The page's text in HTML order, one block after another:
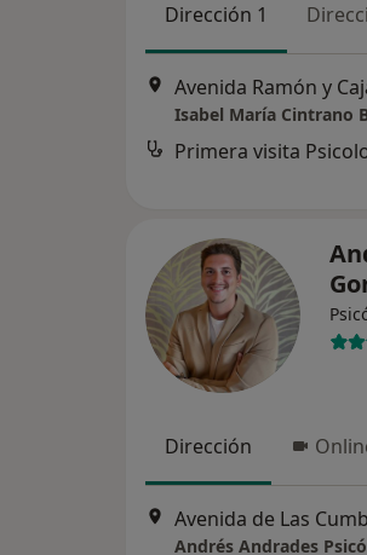
Dirección 1
Avenida Ramón y
Isabel María Cintrano
Primera visita
Dirección
Andrés Andrades